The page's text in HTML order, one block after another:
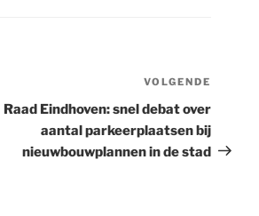
bericht
VOLGENDE
Raad Eindhoven: snel debat over
aantal parkeerplaatsen bij
nieuwbouwplannen in de stad